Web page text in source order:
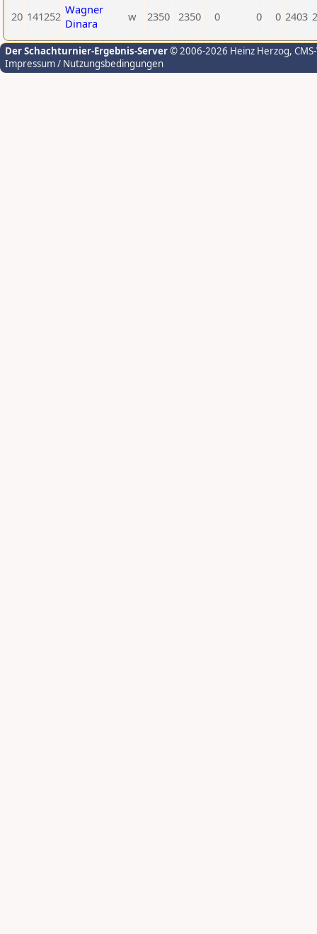
20 141252 Wagner
Dinara
w 2350 2350 0 0 0 2403
Der Schachturnier-Ergebnis-Server© 2006-2026 Heinz Herzog,
Impressum / Nutzungsbedingungen